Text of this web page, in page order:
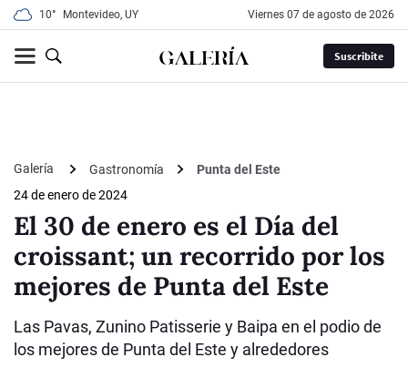
10° Montevideo, UY viernes 07 de agosto de 2026
Suscribite
Galería Gastronomía
Punta del Este
24 de enero de 2024
El 30 de enero es el Día del
croissant; un recorrido por los
mejores de Punta del Este
Las Pavas, Zunino Patisserie y Baipa en el podio de
los mejores de Punta del Este y alrededores